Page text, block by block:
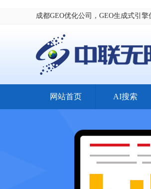
成都GEO优化公司，GEO生成式引
网站首页 AI搜索